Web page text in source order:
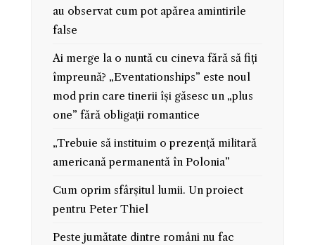
au observat cum pot apărea amintirile
false
Ai merge la o nuntă cu cineva fără să fiți
împreună? „Eventationships” este noul
mod prin care tinerii își găsesc un „plus
one” fără obligații romantice
„Trebuie să instituim o prezență militară
americană permanentă în Polonia”
Cum oprim sfârșitul lumii. Un proiect
pentru Peter Thiel
Peste jumătate dintre români nu fac